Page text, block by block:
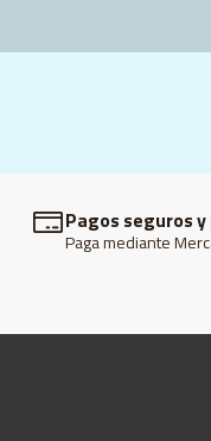
Pagos seguros
Paga mediante